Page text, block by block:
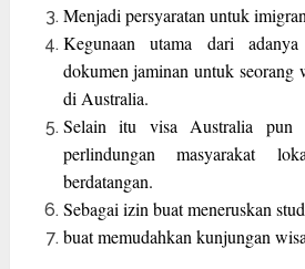
Menjadi persyaratan untuk
Kegunaan utama dari
dokumen jaminan untuk seorang
di Australia.
Selain itu visa Australia pun
perlindungan masyarakat
berdatangan.
Sebagai izin buat meneruskan
buat memudahkan kunjungan